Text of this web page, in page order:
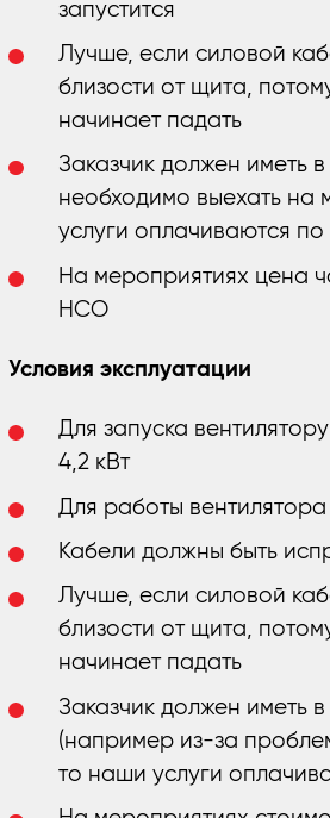
запустится
Лучше, если силовой
близости от щита,
начинает падать
Заказчик должен иметь
необходимо выехать на
услуги оплачиваются
На мероприятиях цена
НСО
Условия эксплуатации
Для запуска
4,2 кВт
Для работы
Кабели должны быть
Лучше, если силовой
близости от щита,
начинает падать
Заказчик должен иметь
(например из-за
то наши услуги